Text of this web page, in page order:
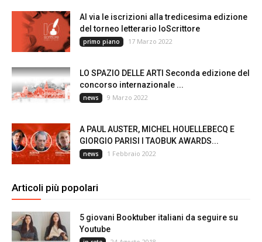
Al via le iscrizioni alla tredicesima edizione
del torneo letterario IoScrittore
primo piano 17 Marzo 2022
LO SPAZIO DELLE ARTI Seconda edizione del
concorso internazionale ...
news 9 Marzo 2022
A PAUL AUSTER, MICHEL HOUELLEBECQ E
GIORGIO PARISI I TAOBUK AWARDS...
news 1 Febbraio 2022
Articoli più popolari
5 giovani Booktuber italiani da seguire su
Youtube